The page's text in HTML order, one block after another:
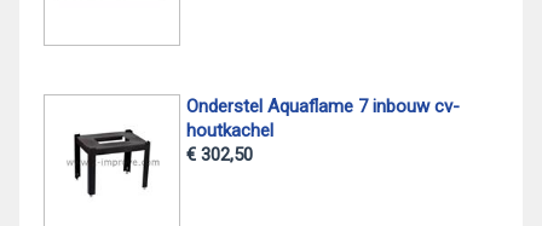
Onderstel Aquaflame 7 inbouw cv-
houtkachel
€ 302,50